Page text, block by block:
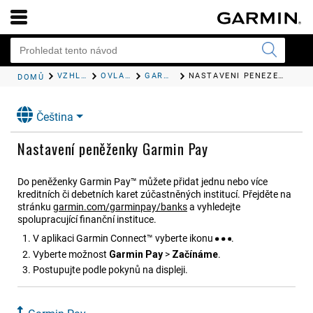
DOMŮ VZHLED OVLÁDACÍ PRVKY GARMIN PAY NASTAVENÍ PENĚŽENKY GARMIN PAY
Čeština
Nastavení peněženky Garmin Pay
Do peněženky Garmin Pay™ můžete přidat jednu nebo více
kreditních či debetních karet zúčastněných institucí. Přejděte na
stránku garmin.com/garminpay/banksa vyhledejte
spolupracující finanční instituce.
V aplikaciGarmin Connect™ vyberte ikonu
.
Vyberte možnost Garmin Pay > Začínáme.
Postupujte podle pokynů na displeji.